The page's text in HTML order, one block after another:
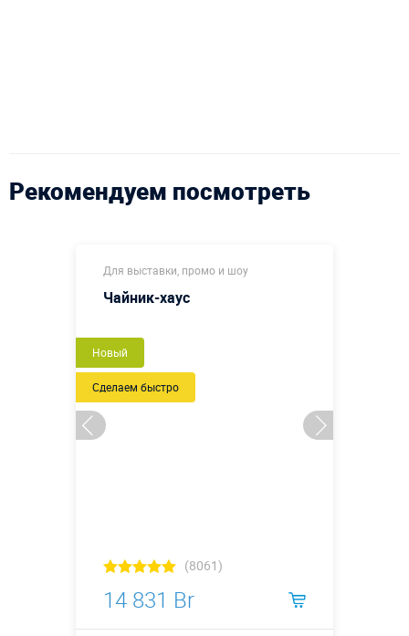
Рекомендуем посмотреть
Для выставки, промо и шоу
Чайник-хаус
Новый
Сделаем быстро
(8061)
14 831 Br